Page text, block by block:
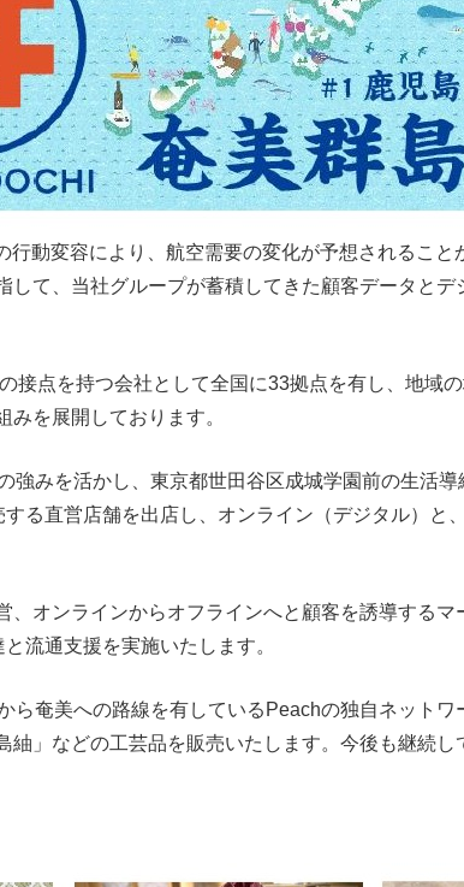
動変容により、航空需要の変化が予想されること
して、当社グループが蓄積してきた顧客データと
点を持つ会社として全国に33拠点を有し、地域
を展開しております。
みを活かし、東京都世田谷区成城学園前の生活導
る直営店舗を出店し、オンライン（デジタル）と
オンラインからオフラインへと顧客を誘導する
流通支援を実施いたします。
奄美への路線を有しているPeachの独自ネット
」などの工芸品を販売いたします。今後も継続